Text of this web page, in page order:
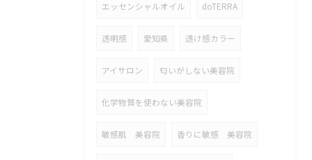
エッセンシャルオイル doTERRA
透明感 愛知県 透け感カラー
アイサロン 匂いがしない美容院
化学物質を使わない美容院
敏感肌 美容院 香りに敏感 美容院